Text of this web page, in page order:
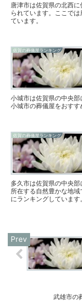
唐津市は佐賀県の北西
られています。ここで
ています。
佐賀の葬儀屋ランキング
小城市は佐賀県の中央
小城市の葬儀屋をおすす
佐賀の葬儀屋ランキング
多久市は佐賀県の中央
所在する自然豊かな地
にランキングしています
武雄市の